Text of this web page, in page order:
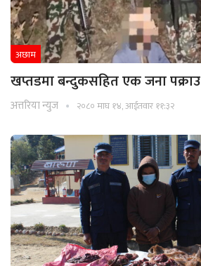
अछाम
खप्तडमा बन्दुकसहित एक जना पक्राउ
अत्तरिया न्युज २०८० माघ १४, आईतवार ११:३२